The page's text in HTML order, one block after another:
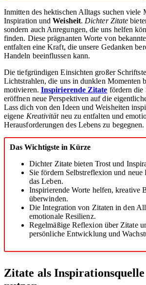
Inmitten des hektischen Alltags suchen viele
Inspiration undWeisheit. Dichter Zitate
sondern auch Anregungen, die uns helfen
finden. Diese prägnanten Worte von
entfalten eine Kraft, die unsere Gedanken
Handeln beeinflussen kann.
Die tiefgründigen Einsichten großer
Lichtstrahlen, die uns in dunklen Momenten
motivieren. Inspirierende Zitate fördern die
eröffnen neue Perspektiven auf die
Lass dich von den Ideen und Weisheiten
eigene Kreativitätneu zu entfalten und
Herausforderungen des Lebens zu begegnen.
Das Wichtigste in Kürze
Dichter Zitate bieten Trost und
Sie fördern Selbstreflexion und neue
das Leben.
Inspirierende Worte helfen, kreative
überwinden.
Die Integration von Zitaten in den
emotionale Resilienz.
Regelmäßige Reflexion über Zitate
persönliche Entwicklung und
Zitate als